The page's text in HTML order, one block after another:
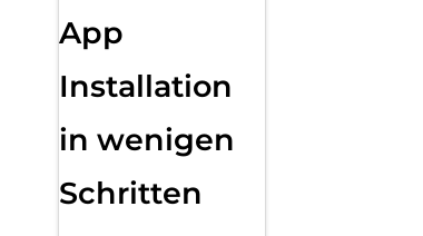
App
Installation
in wenigen
Schritten